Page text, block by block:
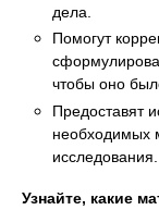
дела.
Помогут
чтобы оно
Предоставят
необходимых
исследования.
Узнайте, какие